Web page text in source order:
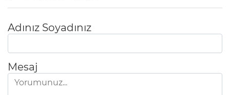
Adınız Soyadınız
Mesaj